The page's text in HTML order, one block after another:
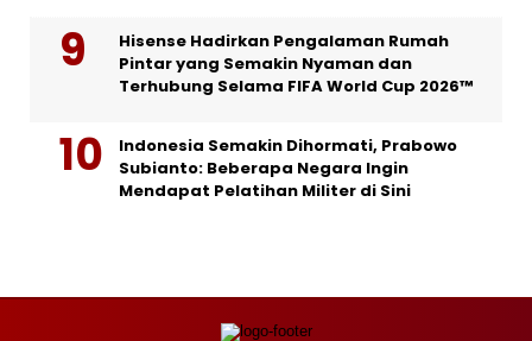
Hisense Hadirkan Pengalaman Rumah
Pintar yang Semakin Nyaman dan
Terhubung Selama FIFA World Cup 2026™
Indonesia Semakin Dihormati, Prabowo
Subianto: Beberapa Negara Ingin
Mendapat Pelatihan Militer di Sini